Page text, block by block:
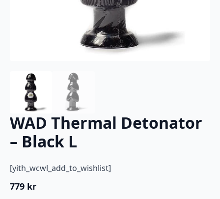
WAD Thermal Detonator
– Black L
[yith_wcwl_add_to_wishlist]
779 kr